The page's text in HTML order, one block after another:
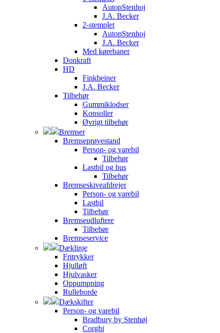
AutopStenhoj
J.A. Becker
2-stemplet
AutopStenhoj
J.A. Becker
Med kørebaner
Donkraft
HD
Finkbeiner
J.A. Becker
Tilbehør
Gummiklodser
Konsoller
Øvrigt tilbehør
Bremser
Bremseprøvestand
Person- og varebil
Tilbehør
Lastbil og bus
Tilbehør
Bremseskiveafdrejer
Person- og varebil
Lastbil
Tilbehør
Bremseudluftere
Tilbehør
Bremseservice
Dæklinje
Fritrykker
Hjulløft
Hjulvasker
Oppumpning
Rulleborde
Dækskifter
Person- og varebil
Bradbury by Stenhøj
Corghi